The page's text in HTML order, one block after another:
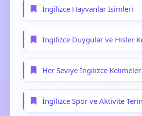
İngilizce Hayvanlar İsimleri
İngilizce Duygular ve Hisler
Her Seviye İngilizce Kelimeler
İngilizce Spor ve Aktivite